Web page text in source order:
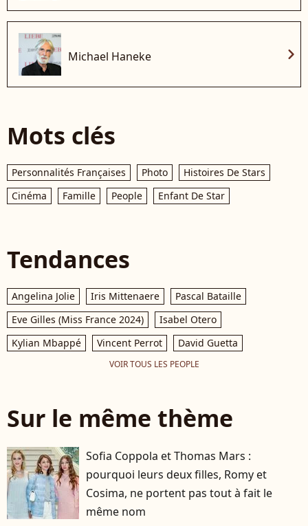
Michael Haneke chevron_right
Mots clés
Personnalités Françaises Photo
Histoires De Stars
Cinéma
Famille People Enfant De Star
Tendances
Angelina Jolie Iris Mittenaere
Pascal Bataille
Eve Gilles (Miss France 2024)
Isabel Otero
Kylian Mbappé
Vincent Perrot David Guetta
VOIR TOUS LES PEOPLE
Sur le même thème
Sofia Coppola et Thomas Mars :
pourquoi leurs deux filles, Romy et
Cosima, ne portent pas tout à fait le
même nom